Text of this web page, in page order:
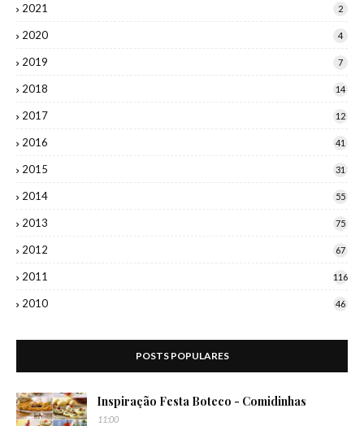
2021 2
2020 4
2019 7
2018 14
2017 12
2016 41
2015 31
2014 55
2013 75
2012 67
2011 116
2010 46
POSTS POPULARES
Inspiração Festa Boteco - Comidinhas
11:00